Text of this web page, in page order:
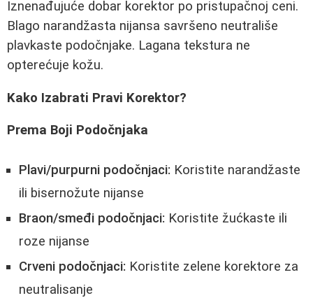
Iznenađujuće dobar korektor po pristupačnoj ceni.
Blago narandžasta nijansa savršeno neutrališe
plavkaste podočnjake. Lagana tekstura ne
opterećuje kožu.
Kako Izabrati Pravi Korektor?
Prema Boji Podočnjaka
Plavi/purpurni podočnjaci: Koristite narandžaste
ili bisernožute nijanse
Braon/smeđi podočnjaci: Koristite žućkaste ili
roze nijanse
Crveni podočnjaci: Koristite zelene korektore za
neutralisanje